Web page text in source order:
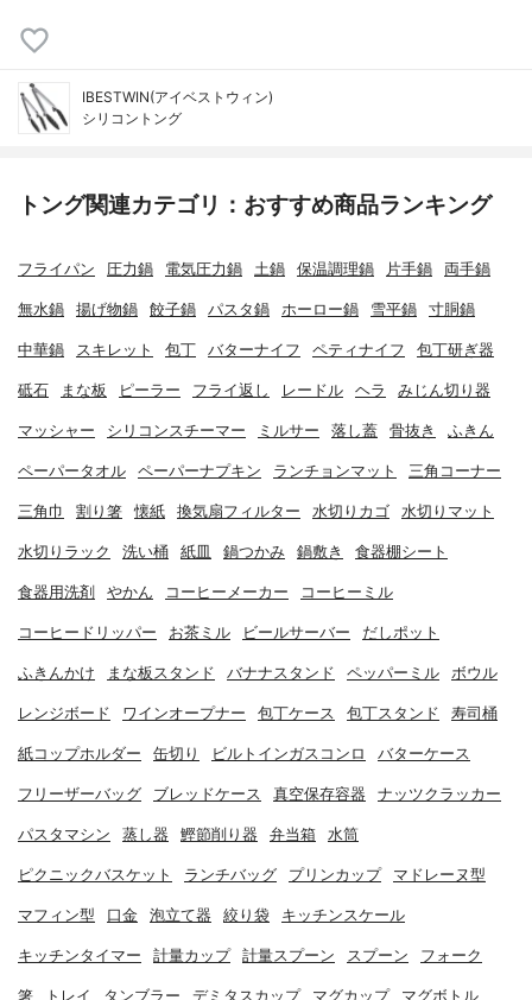
IBESTWIN(アイベストウィン)
シリコントング
トング関連カテゴリ：おすすめ商品ランキング
フライパン 圧力鍋 電気圧力鍋 土鍋 保温調理鍋 片手鍋 両手鍋
無水鍋 揚げ物鍋 餃子鍋 パスタ鍋 ホーロー鍋 雪平鍋 寸胴鍋
中華鍋 スキレット 包丁 バターナイフ ペティナイフ 包丁研ぎ器
砥石 まな板 ピーラー フライ返し レードル ヘラ みじん切り器
マッシャー シリコンスチーマー ミルサー 落し蓋 骨抜き ふきん
ペーパータオル ペーパーナプキン ランチョンマット 三角コーナー
三角巾 割り箸 懐紙 換気扇フィルター 水切りカゴ 水切りマット
水切りラック 洗い桶 紙皿 鍋つかみ 鍋敷き 食器棚シート
食器用洗剤 やかん コーヒーメーカー コーヒーミル
コーヒードリッパー お茶ミル ビールサーバー だしポット
ふきんかけ まな板スタンド バナナスタンド ペッパーミル ボウル
レンジボード ワインオープナー 包丁ケース 包丁スタンド 寿司桶
紙コップホルダー 缶切り ビルトインガスコンロ バターケース
フリーザーバッグ ブレッドケース 真空保存容器 ナッツクラッカー
パスタマシン 蒸し器 鰹節削り器 弁当箱 水筒
ピクニックバスケット ランチバッグ プリンカップ マドレーヌ型
マフィン型 口金 泡立て器 絞り袋 キッチンスケール
キッチンタイマー 計量カップ 計量スプーン スプーン フォーク
箸 トレイ タンブラー デミタスカップ マグカップ マグボトル